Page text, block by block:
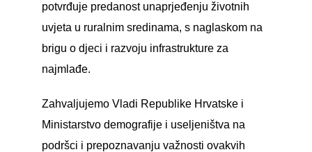
potvrđuje predanost unaprjeđenju životnih
uvjeta u ruralnim sredinama, s naglaskom na
brigu o djeci i razvoju infrastrukture za
najmlađe.
Zahvaljujemo Vladi Republike Hrvatske i
Ministarstvo demografije i useljeništva na
podršci i prepoznavanju važnosti ovakvih